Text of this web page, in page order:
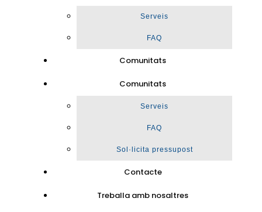
Serveis
FAQ
Comunitats
Comunitats
Serveis
FAQ
Sol·licita pressupost
Contacte
Treballa amb nosaltres